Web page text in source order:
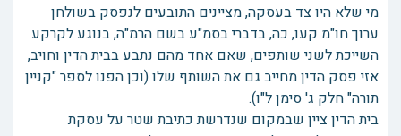
מי שלא היו צד בעסקה, מציינים התובעים לנפסק בשולחן
ערוך חו"מ קעו, כה, בדברי בסמ"ע בשם הרמ"ה, בנוגע לקרקע
השייכת לשני שותפים, שאם אחד מהם נתבע בבית הדין וחויב,
אזי פסק הדין מחייב גם את השותף שלו (וכן הפנו לספר "קניין
תורה" חלק ג' סימן ל"ו).
בית הדין ציין שבמקום שנדרשת כתיבת שטר על עסקת